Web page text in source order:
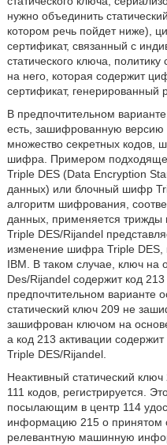
нужно объединить
котором речь пойдет ниже),
сертификат, связанный с
статического ключа,
на него, которая содержит
сертификат, генерированный
В предпочтительном
есть, зашифрованную версию
множество секретных кодов,
шифра. Примером
Triple DES (Data Encryption
данных) или блочный шифр
алгоритм шифрования,
данных, применяется
Triple DES/Rijandel
изменение шифра Triple DES,
IBM. В таком случае, ключ на
Des/Rijandel содержит код
предпочтительном варианте
статический ключ 209 не
зашифрован ключом на
а код 213 активации
Triple DES/Rijandel.
Неактивный статический
111 кодов, регистрируется.
посылающим в центр 114
информацию 215 о принятом
релевантную машинную